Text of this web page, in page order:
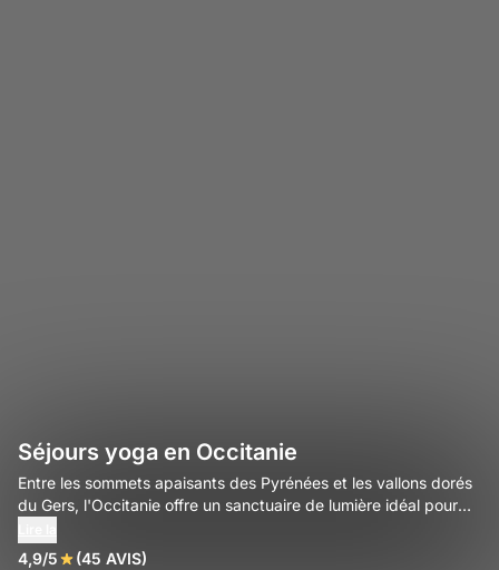
Séjours yoga en Occitanie
Entre les sommets apaisants des Pyrénées et les vallons dorés
du Gers, l'Occitanie offre un sanctuaire de lumière idéal pour
vivre méditerranéen.
4,9/5 (45 AVIS)